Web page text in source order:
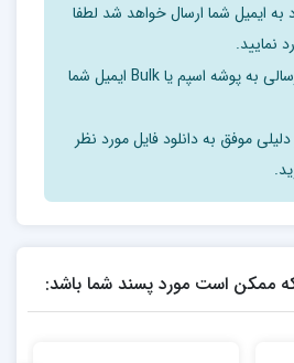
به ایمیل شما ارسال خواهد شد لطفا
نمایید.
ممکن است ایمیل ارسالی به پوشه اسپم یا Bulk ایمیل شما
موفق به دانلود فایل مورد نظر
ممکن است مورد پسند شما باشد: